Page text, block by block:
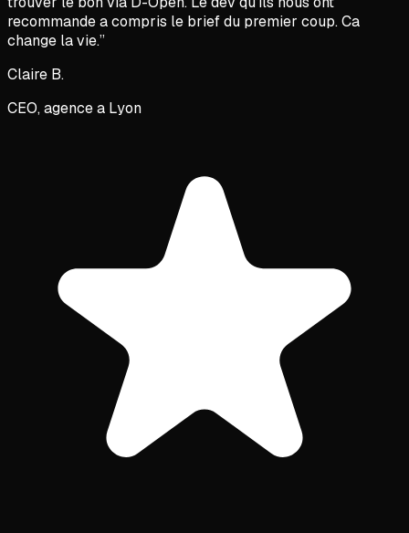
recommande a compris le brief du premier coup. Ca
change la vie.”
Claire B.
CEO, agence a Lyon